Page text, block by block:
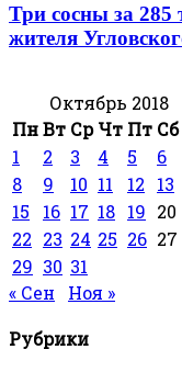
Три сосны за 285
жителя
Октябрь 2018
ПнВт Ср Чт Пт Сб
1
2 3 4 5 6
8
9 10 11 12 13
15
16 17 18 19 20
22 23 24 25 26 27
29 30 31
« Сен
Ноя »
Рубрики